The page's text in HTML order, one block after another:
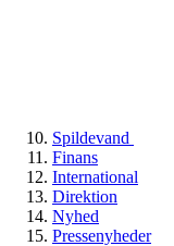
Spildevand
Finans
International
Direktion
Nyhed
Pressenyheder